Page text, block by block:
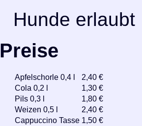
Hunde erlaubt
Preise
Apfelschorle 0,4 l
2,40 €
Cola 0,2 l
1,30 €
Pils 0,3 l
1,80 €
Weizen 0,5 l
2,40 €
Cappuccino Tasse 1,50 €